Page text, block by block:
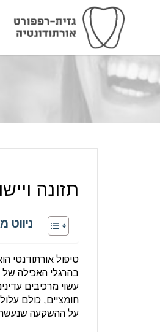
תזונה
ניווט
טיפול אורתודנטי
בהרגלי האכילה
עשוי מרכיבים
חומציים, כולם
על ההשקעה